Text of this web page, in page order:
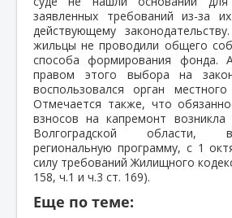
заявленных требований из-за
действующему
жильцы не проводили общего
способа формирования фонда.
правом этого выбора на
воспользовался орган местного
Отмечается также, что
взносов на капремонт возникла
Волгоградской области,
региональную программу, с 1
силу требований Жилищного
158, ч.1 и ч.3 ст. 169).
Еще по теме: